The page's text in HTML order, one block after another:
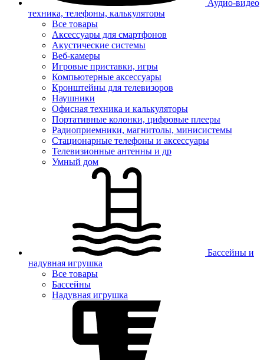
Аудио-видео
техника, телефоны, калькуляторы
Все товары
Аксессуары для смартфонов
Акустические системы
Веб-камеры
Игровые приставки, игры
Компьютерные аксессуары
Кронштейны для телевизоров
Наушники
Офисная техника и калькуляторы
Портативные колонки, цифровые плееры
Радиоприемники, магнитолы, минисистемы
Стационарные телефоны и аксессуары
Телевизионные антенны и др
Умный дом
Бассейны и
надувная игрушка
Все товары
Бассейны
Надувная игрушка